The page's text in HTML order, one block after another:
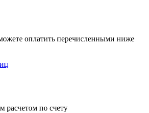
оплатить перечисленными ниже
расчетом по счету